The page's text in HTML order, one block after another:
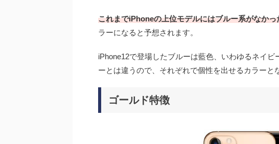
これまでiPhoneの上位モデルにはブルー系がなかっ
ラーになると予想されます。
iPhone12で登場したブルーは藍色、いわゆるネイ
ーとは違うので、それぞれで個性を出せるカラーと
ゴールド特徴